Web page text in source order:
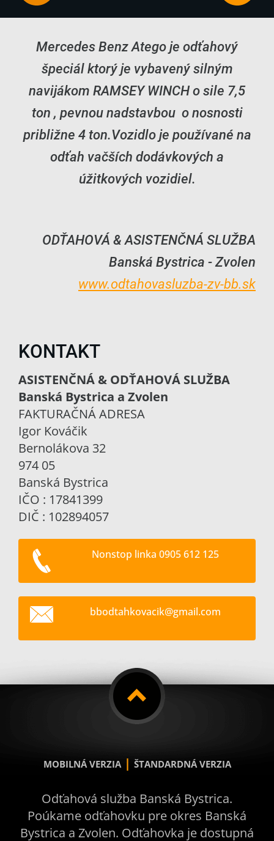
Mercedes Benz Atego je odťahový
špeciál ktorý je vybavený silným
navijákom RAMSEY WINCH o sile 7,5
ton , pevnou nadstavbou o nosnosti
približne 4 ton.Vozidlo je používané na
odťah vačších dodávkových a
úžitkových vozidiel.
ODŤAHOVÁ & ASISTENČNÁ SLUŽBA
Banská Bystrica - Zvolen
www.odtahovasluzba-zv-bb.sk
KONTAKT
ASISTENČNÁ & ODŤAHOVÁ SLUŽBA
Banská Bystrica a Zvolen
FAKTURAČNÁ ADRESA
Igor Kováčik
Bernolákova 32
974 05
Banská Bystrica
IČO : 17841399
DIČ : 102894057
Nonstop linka 0905 612 125
bbodtahkovacik@gmail.com
MOBILNÁ VERZIA | ŠTANDARDNÁ VERZIA
Odťahová služba Banská Bystrica.
Poúkame odťahovku pre okres Banská
Bystrica a Zvolen. Odťahovka je dostupná